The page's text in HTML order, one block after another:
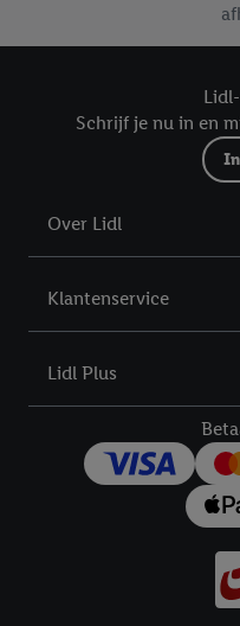
Schrijf je nu in en
Over Lidl
Klantenservice
Lidl Plus